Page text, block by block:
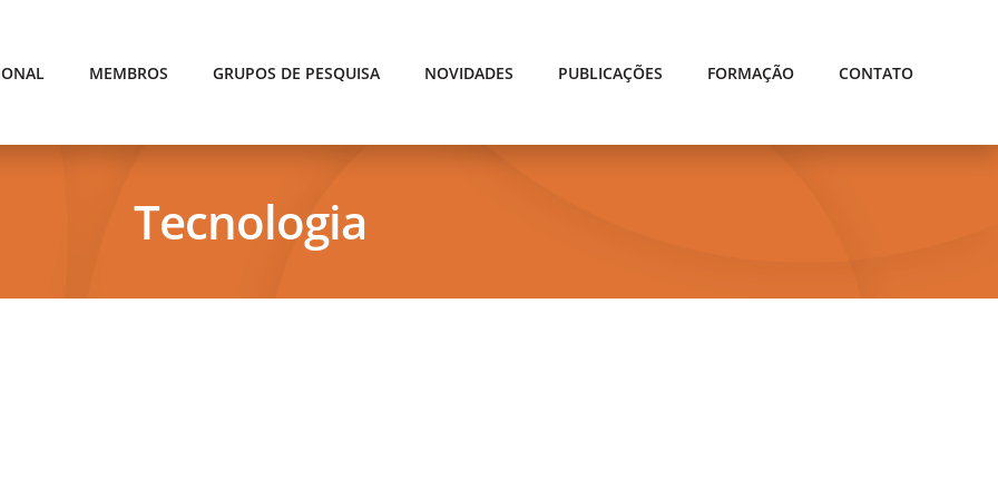
MEMBROS GRUPOS DE PESQUISA NOVIDADES PUBLICAÇÕES FORMAÇÃO CONTATO
Tecnologia